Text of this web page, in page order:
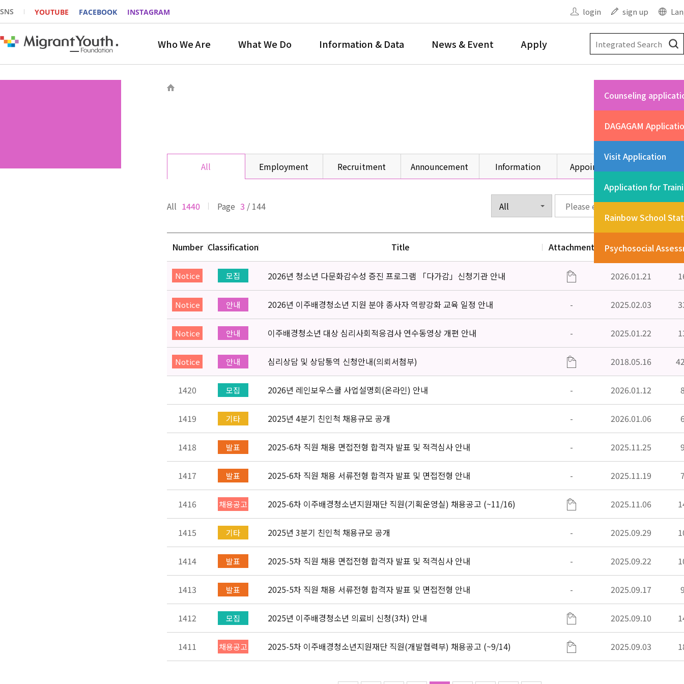
SNS YOUTUBE FACEBOOK INSTAGRAM login sign up
Who We Are What We Do Information & Data News & Event Apply
Counseling
DAGAGAM
Visit Application
Application for
Rainbow School
Psychosocial
All Employment Recruitment Announcement Information Appointment
All 1440 Page 3 / 144
Number Classification Title Attachment Date
Notice 모집 2026년 청소년 다문화감수성 증진 프로그램 「다가감」신청기관 안내 2026.01.21
Notice 안내 2026년 이주배경청소년 지원 분야 종사자 역량강화 교육 일정 안내 - 2025.02.03
Notice 안내 이주배경청소년 대상 심리사회적응검사 연수동영상 개편 안내 - 2025.01.22
Notice 안내 심리상담 및 상담통역 신청안내(의뢰서첨부) 2018.05.16
1420 모집 2026년 레인보우스쿨 사업설명회(온라인) 안내 - 2026.01.12
1419 기타 2025년 4분기 친인척 채용규모 공개 - 2026.01.06
1418 발표 2025-6차 직원 채용 면접전형 합격자 발표 및 적격심사 안내 - 2025.11.25
1417 발표 2025-6차 직원 채용 서류전형 합격자 발표 및 면접전형 안내 - 2025.11.19
1416 채용공고 2025-6차 이주배경청소년지원재단 직원(기획운영실) 채용공고 (~11/16) 2025.11.06
1415 기타 2025년 3분기 친인척 채용규모 공개 - 2025.09.29
1414 발표 2025-5차 직원 채용 면접전형 합격자 발표 및 적격심사 안내 - 2025.09.22
1413 발표 2025-5차 직원 채용 서류전형 합격자 발표 및 면접전형 안내 - 2025.09.17
1412 모집 2025년 이주배경청소년 의료비 신청(3차) 안내 2025.09.10
1411 채용공고 2025-5차 이주배경청소년지원재단 직원(개발협력부) 채용공고 (~9/14) 2025.09.03